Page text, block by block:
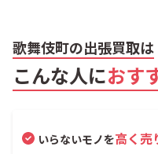
歌舞伎町の出張買取は
こんな人におす
いらないモノを高く売